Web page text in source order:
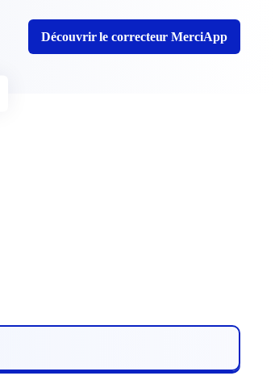
Découvrir le correcteur MerciApp